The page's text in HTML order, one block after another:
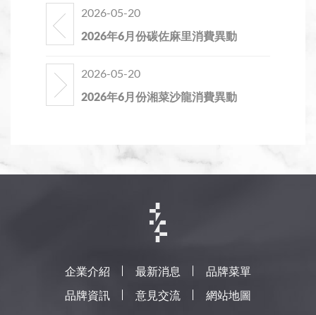
2026-05-20
2026年6月份碳佐麻里消費異動
2026-05-20
2026年6月份湘菜沙龍消費異動
企業介紹 最新消息
品牌菜單
品牌資訊
意見交流 網站地圖